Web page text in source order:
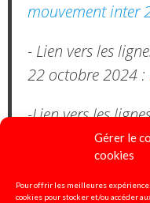
Gérer le
cookies
Pour offrir les meilleures
cookies pour stocker et/ou accéder
mouvement inter
- Lien vers les
22 octobre 2024 :
-Lien vers les
décembre 2024 :